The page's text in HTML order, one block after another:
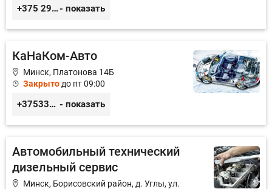
+375 29 650 58 47- показать
КаНаКом-Авто
Минск, Платонова 14Б
Закрытодо пт 09:00
+375336756676 - показать
Автомобильный технический
дизельный сервис
Минск, Борисовский район, д. Углы, ул.